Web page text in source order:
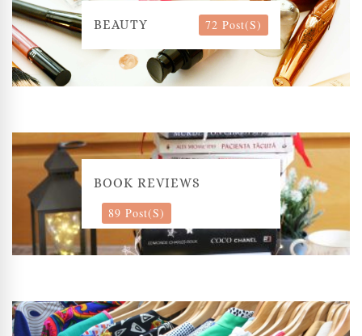
BEAUTY 72 Post(s)
BOOK REVIEWS
89 Post(s)